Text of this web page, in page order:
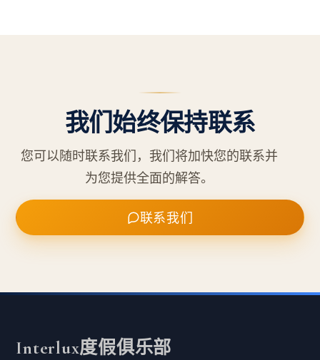
我们始终保持联系
您可以随时联系我们，我们将加快您的联系并
为您提供全面的解答。
联系我们
Interlux度假俱乐部